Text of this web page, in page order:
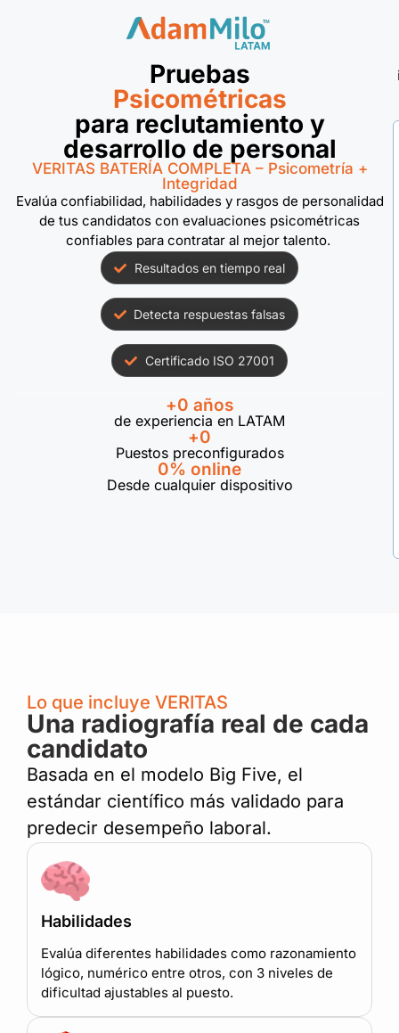
Pruebas
Psicométricas
para reclutamiento y
desarrollo de personal
VERITAS BATERÍA COMPLETA – Psicometría +
Integridad
Evalúa confiabilidad, habilidades y rasgos de personalidad
de tus candidatos con evaluaciones psicométricas
confiables para contratar al mejor talento.
Resultados en tiempo real
Detecta respuestas falsas
Certificado ISO 27001
de experiencia en LATAM
+0 años
Puestos preconfigurados
+0
Desde cualquier dispositivo
0% online
Lo que incluye VERITAS
Una radiografía real de cada
candidato
Basada en el modelo Big Five, el
estándar científico más validado para
predecir desempeño laboral.
Habilidades
Evalúa diferentes habilidades como razonamiento
lógico, numérico entre otros, con 3 niveles de
dificultad ajustables al puesto.